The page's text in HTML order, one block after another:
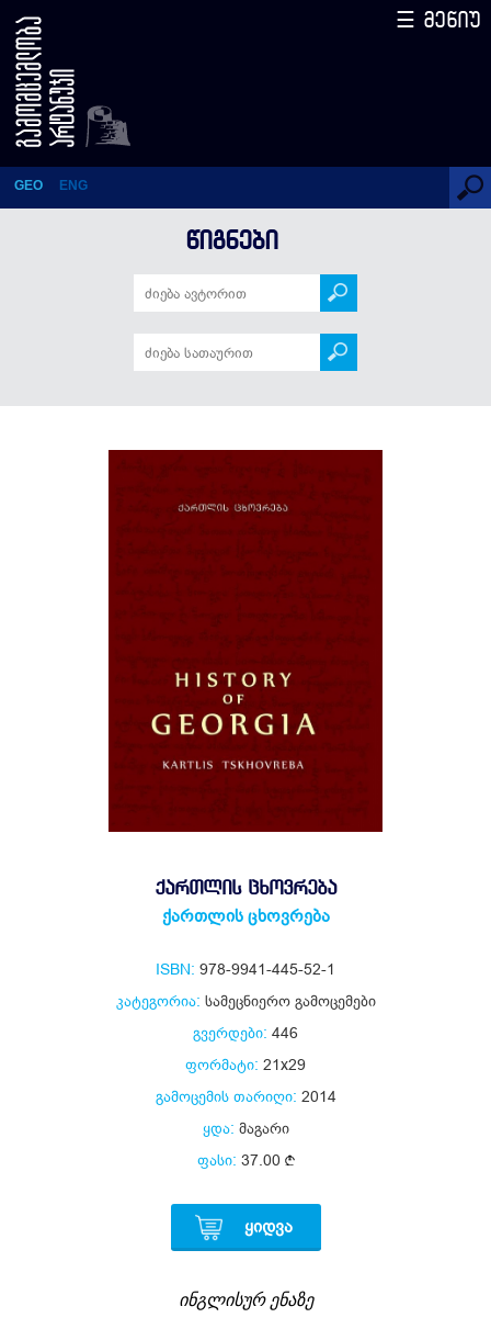
ქართლის ცხოვრება
GEO ENG
☰ მენიუ
ᲬᲘᲒᲜᲔᲑᲘ
ᲥᲐᲠᲗᲚᲘᲡ ᲪᲮᲝᲕᲠᲔᲑᲐ
ქართლის ცხოვრება
ISBN: 978-9941-445-52-1
კატეგორია: სამეცნიერო გამოცემები
გვერდები: 446
ფორმატი: 21x29
გამოცემის თარიღი: 2014
ყდა: მაგარი
ფასი: 37.00
ᲧᲘᲓᲕᲐ
ინგლისურ ენაზე